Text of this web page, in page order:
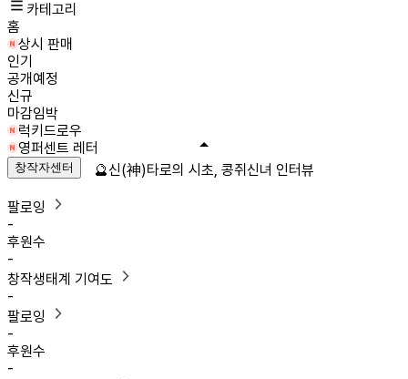
카테고리
홈
상시 판매
인기
공개예정
신규
마감임박
럭키드로우
영퍼센트 레터
창작자센터
팔로잉
-
후원수
-
창작생태계 기여도
-
팔로잉
-
후원수
-
🔮신(神)타로의 시초, 콩쥐신녀 인터뷰